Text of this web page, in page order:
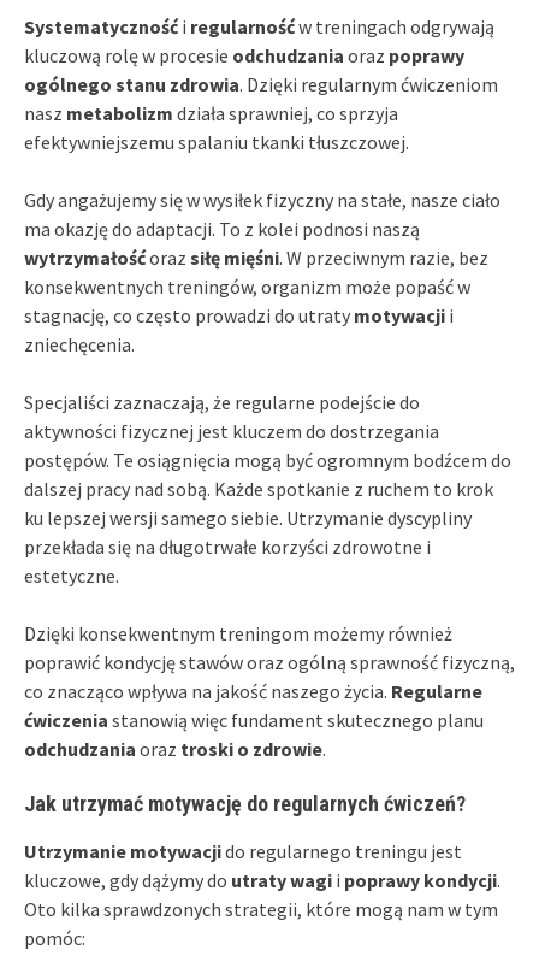
Systematycznośći regularnośćw treningach odgrywają
kluczową rolę w procesie odchudzania oraz poprawy
ogólnego stanu zdrowia. Dzięki regularnym ćwiczeniom
nasz metabolizm działa sprawniej, co sprzyja
efektywniejszemu spalaniu tkanki tłuszczowej.
Gdy angażujemy się w wysiłek fizyczny na stałe, nasze ciało
ma okazję do adaptacji. To z kolei podnosi naszą
wytrzymałośćoraz siłę mięśni. W przeciwnym razie, bez
konsekwentnych treningów, organizm może popaść w
stagnację, co często prowadzi do utraty motywacji i
zniechęcenia.
Specjaliści zaznaczają, że regularne podejście do
aktywności fizycznej jest kluczem do dostrzegania
postępów. Te osiągnięcia mogą być ogromnym bodźcem do
dalszej pracy nad sobą. Każde spotkanie z ruchem to krok
ku lepszej wersji samego siebie. Utrzymanie dyscypliny
przekłada się na długotrwałe korzyści zdrowotne i
estetyczne.
Dzięki konsekwentnym treningom możemy również
poprawić kondycję stawów oraz ogólną sprawność fizyczną,
co znacząco wpływa na jakość naszego życia. Regularne
ćwiczenia stanowią więc fundament skutecznego planu
odchudzania oraz troski o zdrowie.
Jak utrzymać motywację do regularnych ćwiczeń?
Utrzymanie motywacjido regularnego treningu jest
kluczowe, gdy dążymy do utraty wagi i poprawy kondycji.
Oto kilka sprawdzonych strategii, które mogą nam w tym
pomóc: